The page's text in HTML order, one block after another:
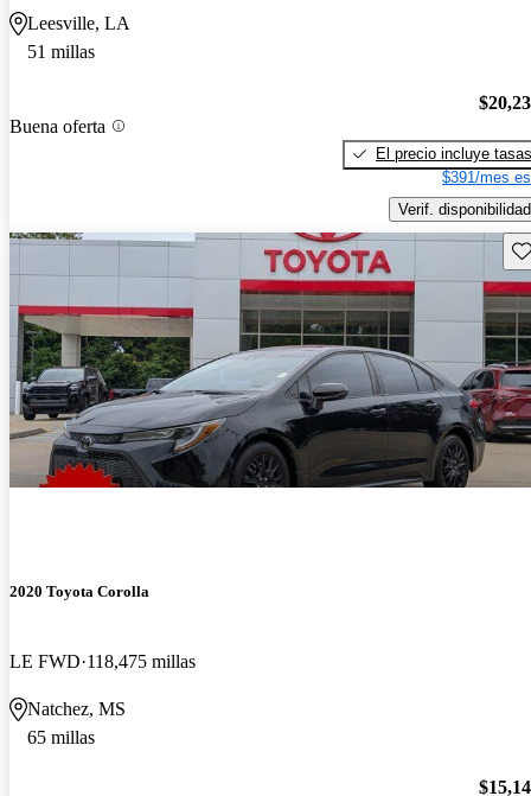
Leesville, LA
51 millas
Buena oferta
El precio incluye tasas
$391/mes
Verif. disponibilidad
2020 Toyota Corolla
LE FWD 118,475 millas
Natchez, MS
65 millas